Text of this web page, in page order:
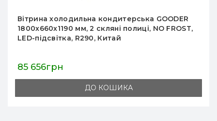
Вітрина холодильна GoodFood RTF128
нержавіюча сталь
29 815грн
ДО КОШИКА